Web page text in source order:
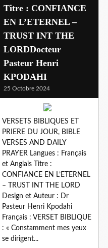
Titre : CONFIANCE
EN L’ETERNEL –
TRUST INT THE
LORDDocteur
Pasteur Henri
KPODAHI
25 Octobre 2024
VERSETS BIBLIQUES ET
PRIERE DU JOUR, BIBLE
VERSES AND DAILY
PRAYER Langues : Français
et Anglais Titre :
CONFIANCE EN L’ETERNEL
– TRUST INT THE LORD
Design et Auteur : Dr
Pasteur Henri Kpodahi
Français : VERSET BIBLIQUE
: « Constamment mes yeux
se dirigent...